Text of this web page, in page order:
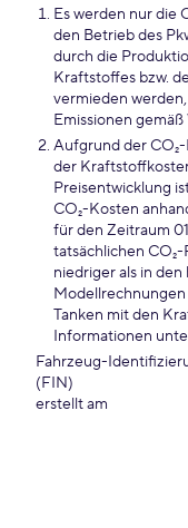
Es werden nur die
den Betrieb des
durch die
Kraftstoffes bzw.
vermieden
Emissionen
Aufgrund der
der
Preisentwicklung
CO₂-Kosten
für den Zeitraum
tatsächlichen
niedriger als in
Modellrechnungen
Tanken mit den
Informationen
Fahrzeug-
(FIN)
erstellt am